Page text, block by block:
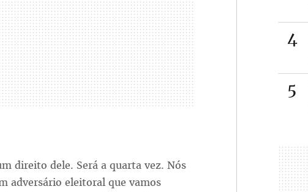
direito dele. Será a quarta vez. Nós
adversário eleitoral que vamos
4
5